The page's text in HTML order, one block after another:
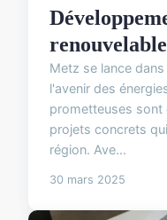
Metz se lance
l'avenir des
prometteuses sont
projets concrets
région. Ave...
30 mars 2025